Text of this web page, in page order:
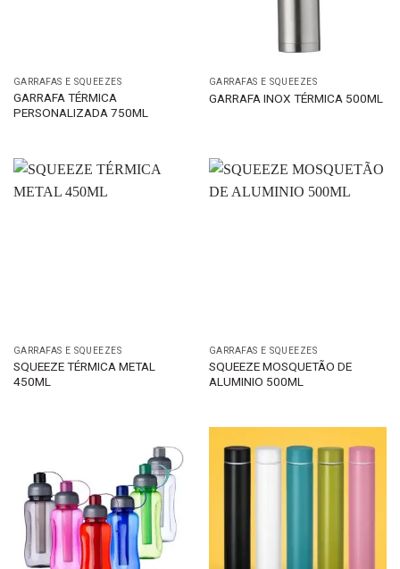
GARRAFAS E SQUEEZES
GARRAFA TÉRMICA
PERSONALIZADA 750ML
GARRAFAS E SQUEEZES
GARRAFA INOX TÉRMICA 500ML
GARRAFAS E SQUEEZES
SQUEEZE TÉRMICA METAL
450ML
GARRAFAS E SQUEEZES
SQUEEZE MOSQUETÃO DE
ALUMINIO 500ML